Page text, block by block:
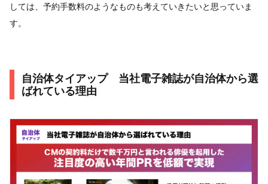
しては、予約手数料のようなものも考えていきたいと思っていま
す。
自治体タイアップ 当社電子雑誌が自治体から選
ばれている理由